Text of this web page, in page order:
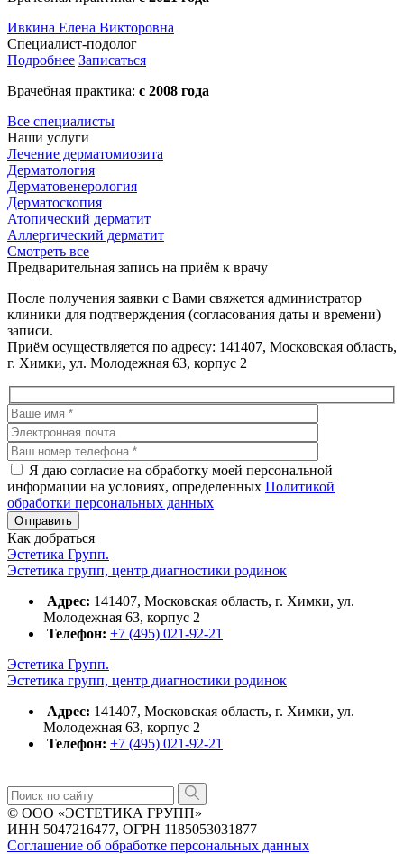
Ивкина Елена Викторовна
Специалист-подолог
Подробнее Записаться
Врачебная практика: с 2008 года
Все специалисты
Наши услуги
Лечение дерматомиозита
Дермато­логия
Дерматовенерология
Дерматоскопия
Атопический дерматит
Аллергический дерматит
Смотреть все
Предварительная запись на приём к врачу
После получения заявки с Вами свяжется администратор
клиники для подтверждения (согласования даты и времени)
записи.
Приём осуществляется по адресу: 141407, Московская область,
г. Химки, ул. Молодежная 63, корпус 2
Я даю согласие на обработку моей персональной
информации на условиях, определенных Политикой
обработки персональных данных
Как добраться
Эстетика Групп.
Эстетика групп, центр диагностики родинок
Адрес: 141407, Московская область, г. Химки, ул.
Молодежная 63, корпус 2
Телефон: +7 (495) 021-92-21
Эстетика Групп.
Эстетика групп, центр диагностики родинок
Адрес: 141407, Московская область, г. Химки, ул.
Молодежная 63, корпус 2
Телефон: +7 (495) 021-92-21
© ООО «ЭСТЕТИКА ГРУПП»
ИНН 5047216477, ОГРН 1185053031877
Соглашение об обработке персональных данных